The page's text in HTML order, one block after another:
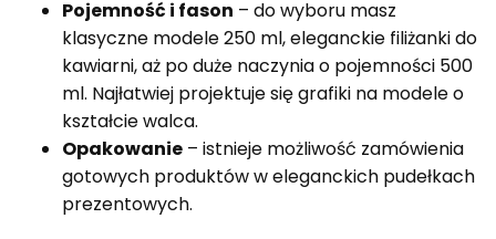
Pojemność i fason – do wyboru masz
klasyczne modele 250 ml, eleganckie filiżanki do
kawiarni, aż po duże naczynia o pojemności 500
ml. Najłatwiej projektuje się grafiki na modele o
kształcie walca.
Opakowanie – istnieje możliwość zamówienia
gotowych produktów w eleganckich pudełkach
prezentowych.